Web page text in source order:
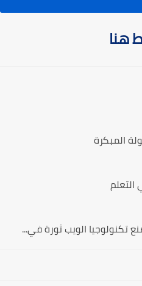
هنا
المبكرة
تكنولوجيا الويب ثورة في...